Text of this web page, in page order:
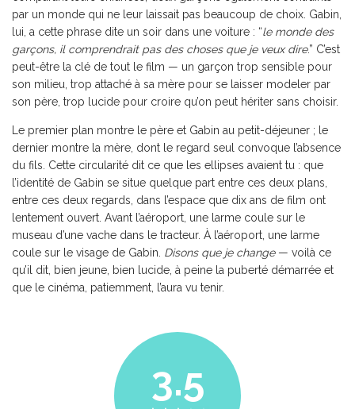
par un monde qui ne leur laissait pas beaucoup de choix. Gabin,
lui, a cette phrase dite un soir dans une voiture : “le monde des
garçons, il comprendrait pas des choses que je veux dire.” C’est
peut-être la clé de tout le film — un garçon trop sensible pour
son milieu, trop attaché à sa mère pour se laisser modeler par
son père, trop lucide pour croire qu’on peut hériter sans choisir.
Le premier plan montre le père et Gabin au petit-déjeuner ; le
dernier montre la mère, dont le regard seul convoque l’absence
du fils. Cette circularité dit ce que les ellipses avaient tu : que
l’identité de Gabin se situe quelque part entre ces deux plans,
entre ces deux regards, dans l’espace que dix ans de film ont
lentement ouvert. Avant l’aéroport, une larme coule sur le
museau d’une vache dans le tracteur. À l’aéroport, une larme
coule sur le visage de Gabin. Disons que je change— voilà ce
qu’il dit, bien jeune, bien lucide, à peine la puberté démarrée et
que le cinéma, patiemment, l’aura vu tenir.
3.5